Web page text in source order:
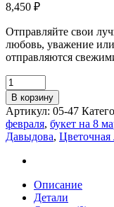
8,450 ₽
Отправляйте свои
любовь, уважение
отправляются
В корзину
Артикул: 05-47
февраля, букет на 8
Давыдова, Цветочная
Описание
Детали